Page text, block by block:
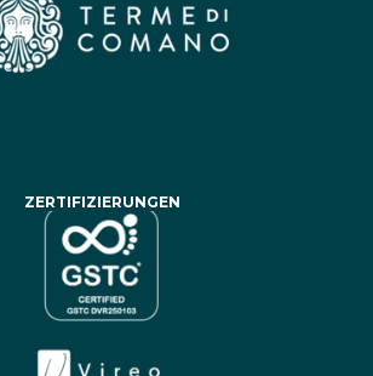
ZERTIFIZIERUNGEN